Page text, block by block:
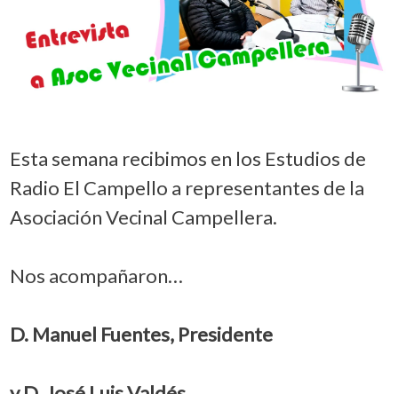
Esta semana recibimos en los Estudios de
Radio El Campello a representantes de la
Asociación Vecinal Campellera.
Nos acompañaron…
D. Manuel Fuentes, Presidente